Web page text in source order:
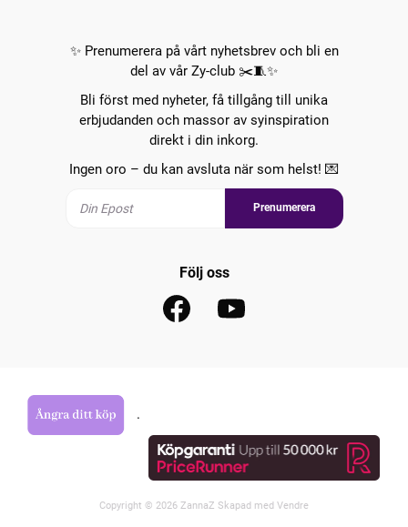
✨ Prenumerera på vårt nyhetsbrev och bli en
del av vår Zy-club ✂️🧵✨
Bli först med nyheter, få tillgång till unika
erbjudanden och massor av syinspiration
direkt i din inkorg.
Ingen oro – du kan avsluta när som helst! 💌
Prenumerera
Följ oss
.
Copyright © 2026 ZannaZ Skapad med Vendre